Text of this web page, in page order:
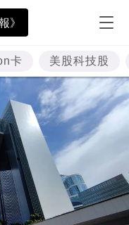
》
卡 美股科技股